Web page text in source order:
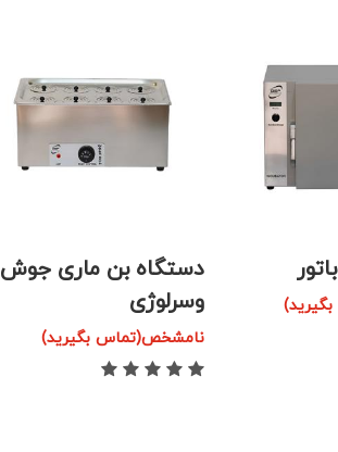
دستگاه بن ماری جوش
وسرلوژی
نامشخص(تماس بگیرید)